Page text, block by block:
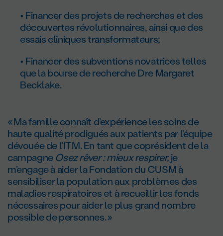
Financer des projets de recherches et des
découvertes révolutionnaires, ainsi que des
essais cliniques transformateurs;
Financer des subventions novatrices telles
que la bourse de recherche Dre Margaret
Becklake.
« Ma famille connaît d’expérience les soins de
haute qualité prodigués aux patients par l’équipe
dévouée de l’ITM. En tant que coprésident de la
campagneOsez rêver : mieux respirer,je
m’engage à aider la Fondation du CUSM à
sensibiliser la population aux problèmes des
maladies respiratoires et à recueillir les fonds
nécessaires pour aider le plus grand nombre
possible de personnes. »